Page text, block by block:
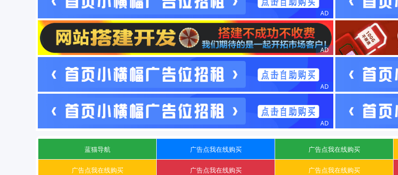
蓝猫导航 广告点我在线购买 广告点我在线购买
广告点我在线购买 广告点我在线购买 广告点我在线购买